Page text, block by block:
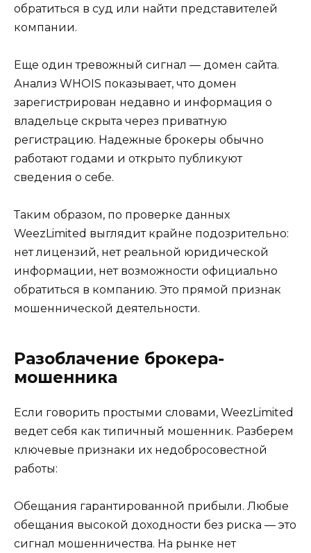
обратиться в суд или найти представителей
компании.
Еще один тревожный сигнал — домен сайта.
Анализ WHOIS показывает, что домен
зарегистрирован недавно и информация о
владельце скрыта через приватную
регистрацию. Надежные брокеры обычно
работают годами и открыто публикуют
сведения о себе.
Таким образом, по проверке данных
WeezLimited выглядит крайне подозрительно:
нет лицензий, нет реальной юридической
информации, нет возможности официально
обратиться в компанию. Это прямой признак
мошеннической деятельности.
Разоблачение брокера-
мошенника
Если говорить простыми словами, WeezLimited
ведет себя как типичный мошенник. Разберем
ключевые признаки их недобросовестной
работы:
Обещания гарантированной прибыли. Любые
обещания высокой доходности без риска — это
сигнал мошенничества. На рынке нет